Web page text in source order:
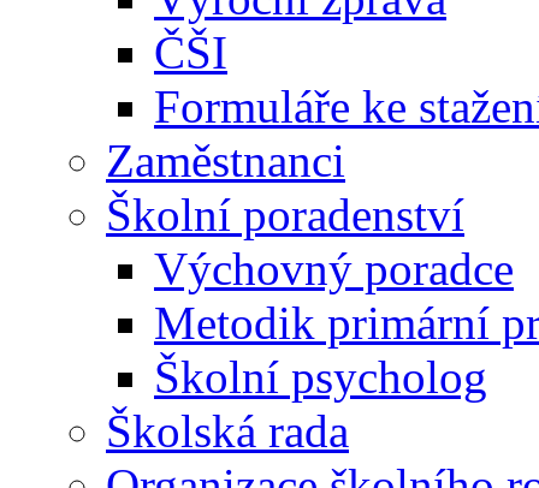
ČŠI
Formuláře ke
Zaměstnanci
Školní poradenství
Výchovný poradce
Metodik primární
Školní psycholog
Školská rada